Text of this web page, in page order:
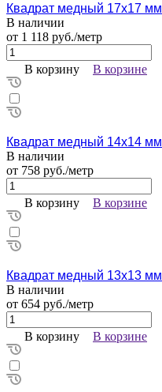
Квадрат медный 17х17 мм
В наличии
от 1 118 руб./метр
В корзину В корзине
Квадрат медный 14х14 мм
В наличии
от 758 руб./метр
В корзину В корзине
Квадрат медный 13х13 мм
В наличии
от 654 руб./метр
В корзину В корзине